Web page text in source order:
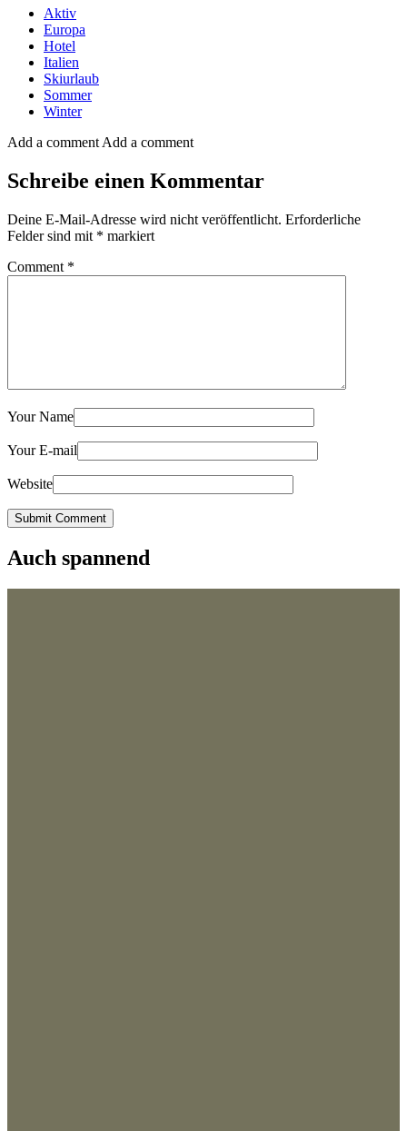
Aktiv
Europa
Hotel
Italien
Skiurlaub
Sommer
Winter
Add a commentAdd a comment
Schreibe einen Kommentar
Deine E-Mail-Adresse wird nicht veröffentlicht. Erforderliche
Felder sind mit * markiert
Comment *
Your Name
Your E-mail
Website
Submit Comment
Auch spannend